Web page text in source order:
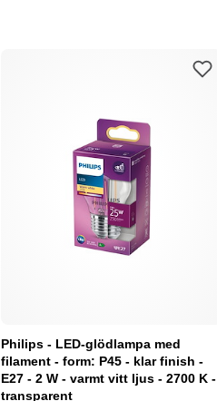
Philips - LED-glödlampa med
filament - form: P45 - klar finish -
E27 - 2 W - varmt vitt ljus - 2700 K -
transparent